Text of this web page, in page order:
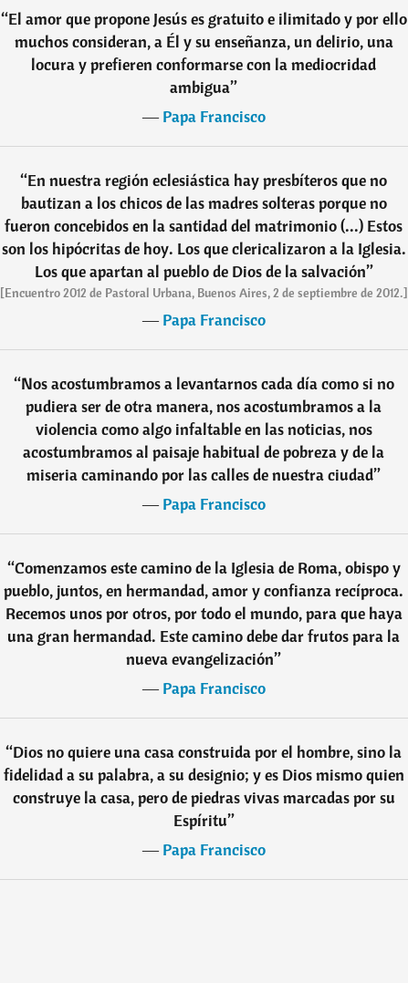
“El amor que propone Jesús es gratuito e ilimitado y por ello
muchos consideran, a Él y su enseñanza, un delirio, una
locura y prefieren conformarse con la mediocridad
ambigua”
―Papa Francisco
“En nuestra región eclesiástica hay presbí­teros que no
bautizan a los chicos de las madres solteras porque no
fueron concebidos en la santidad del matrimonio (...) Estos
son los hipócritas de hoy. Los que clericalizaron a la Iglesia.
Los que apartan al pueblo de Dios de la salvación”
[Encuentro 2012 de Pastoral Urbana, Buenos Aires, 2 de septiembre de 2012.]
―Papa Francisco
“Nos acostumbramos a levantarnos cada día como si no
pudiera ser de otra manera, nos acostumbramos a la
violencia como algo infaltable en las noticias, nos
acostumbramos al paisaje habitual de pobreza y de la
miseria caminando por las calles de nuestra ciudad”
―Papa Francisco
“Comenzamos este camino de la Iglesia de Roma, obispo y
pueblo, juntos, en hermandad, amor y confianza recíproca.
Recemos unos por otros, por todo el mundo, para que haya
una gran hermandad. Este camino debe dar frutos para la
nueva evangelización”
―Papa Francisco
“Dios no quiere una casa construida por el hombre, sino la
fidelidad a su palabra, a su designio; y es Dios mismo quien
construye la casa, pero de piedras vivas marcadas por su
Espíritu”
―Papa Francisco